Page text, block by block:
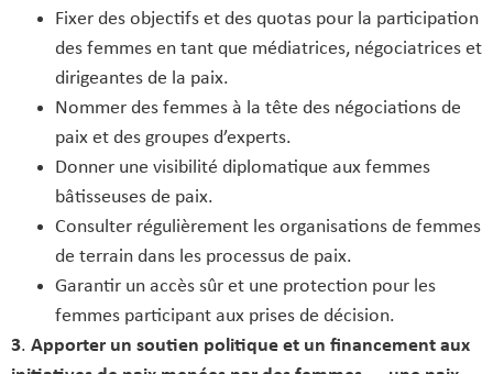
Fixer des objectifs et des quotas pour la participation
des femmes en tant que médiatrices, négociatrices et
dirigeantes de la paix.
Nommer des femmes à la tête des négociations de
paix et des groupes d’experts.
Donner une visibilité diplomatique aux femmes
bâtisseuses de paix.
Consulter régulièrement les organisations de femmes
de terrain dans les processus de paix.
Garantir un accès sûr et une protection pour les
femmes participant aux prises de décision.
3. Apporter un soutien politique et un financement aux